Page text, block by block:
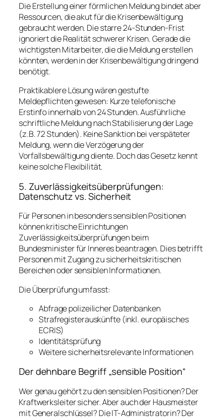
Die Erstellung einer förmlichen Meldung bindet aber
Ressourcen, die akut für die Krisenbewältigung
gebraucht werden. Die starre 24-Stunden-Frist
ignoriert die Realität schwerer Krisen. Gerade die
wichtigsten Mitarbeiter, die die Meldung erstellen
könnten, werden in der Krisenbewältigung dringend
benötigt.
Praktikablere Lösung wären gestufte
Meldepflichten gewesen: Kurze telefonische
Erstinfo innerhalb von 24 Stunden. Ausführliche
schriftliche Meldung nach Stabilisierung der Lage
(z.B. 72 Stunden). Keine Sanktion bei verspäteter
Meldung, wenn die Verzögerung der
Vorfallsbewältigung diente. Doch das Gesetz kennt
keine solche Flexibilität.
5. Zuverlässigkeitsüberprüfungen:
Datenschutz vs. Sicherheit
Für Personen in besonders sensiblen Positionen
können kritische Einrichtungen
Zuverlässigkeitsüberprüfungen beim
Bundesminister für Inneres beantragen. Dies betrifft
Personen mit Zugang zu sicherheitskritischen
Bereichen oder sensiblen Informationen.
Die Überprüfung umfasst:
Abfrage polizeilicher Datenbanken
Strafregisterauskünfte (inkl. europäisches
ECRIS)
Identitätsprüfung
Weitere sicherheitsrelevante Informationen
Der dehnbare Begriff „sensible Position“
Wer genau gehört zu den sensiblen Positionen? Der
Kraftwerksleiter sicher. Aber auch der Hausmeister
mit Generalschlüssel? Die IT-Administratorin? Der